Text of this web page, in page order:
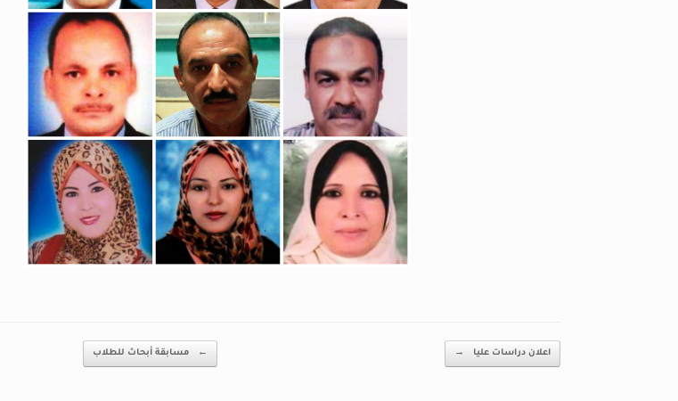
Post navigation
← مسابقة أبحاث للطلاب اعلان دراسات عليا →